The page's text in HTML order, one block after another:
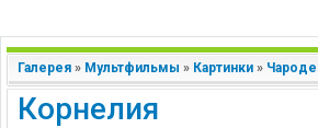
Галерея » Мультфильмы » Картинки »
Корнелия